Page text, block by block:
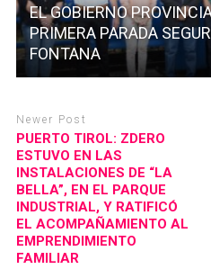
EL GOBIERNO
PRIMERA PARADA
FONTANA
Newer Post
PUERTO TIROL: ZDERO
ESTUVO EN LAS
INSTALACIONES DE “LA
BELLA”, EN EL PARQUE
INDUSTRIAL, Y RATIFICÓ
EL ACOMPAÑAMIENTO AL
EMPRENDIMIENTO
FAMILIAR